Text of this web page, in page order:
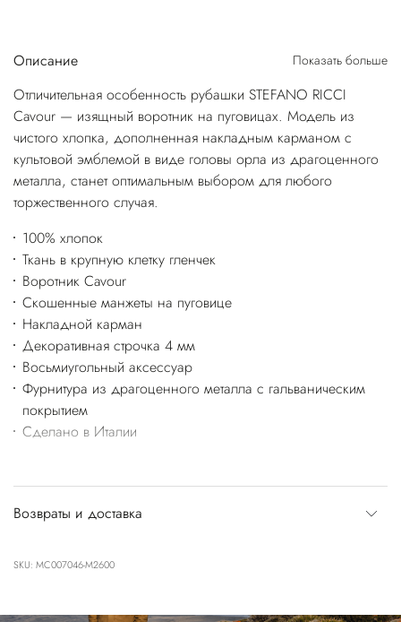
Описание Показать больше
Отличительная особенность рубашки STEFANO RICCI
Cavour — изящный воротник на пуговицах. Модель из
чистого хлопка, дополненная накладным карманом с
культовой эмблемой в виде головы орла из драгоценного
металла, станет оптимальным выбором для любого
торжественного случая.
100% хлопок
Ткань в крупную клетку гленчек
Воротник Cavour
Скошенные манжеты на пуговице
Накладной карман
Декоративная строчка 4 мм
Восьмиугольный аксессуар
Фурнитура из драгоценного металла с гальваническим
покрытием
Сделано в Италии
Возвраты и доставка
SKU: MC007046-M2600